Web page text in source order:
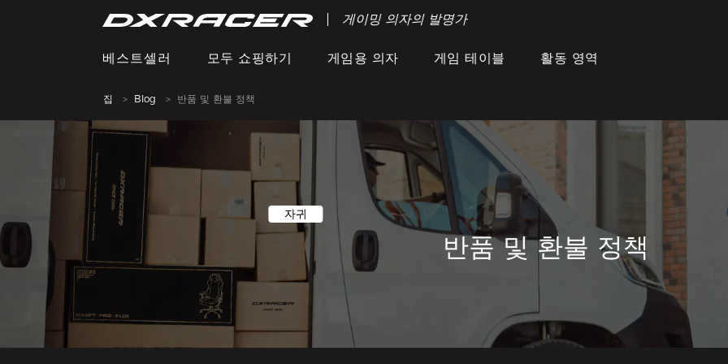
게이밍 의자의 발명가
베스트셀러 모두 쇼핑하기 게임용 의자 게임 테이블 활동 영역
집 Blog 반품 및 환불 정책
자귀
반품 및 환불 정책